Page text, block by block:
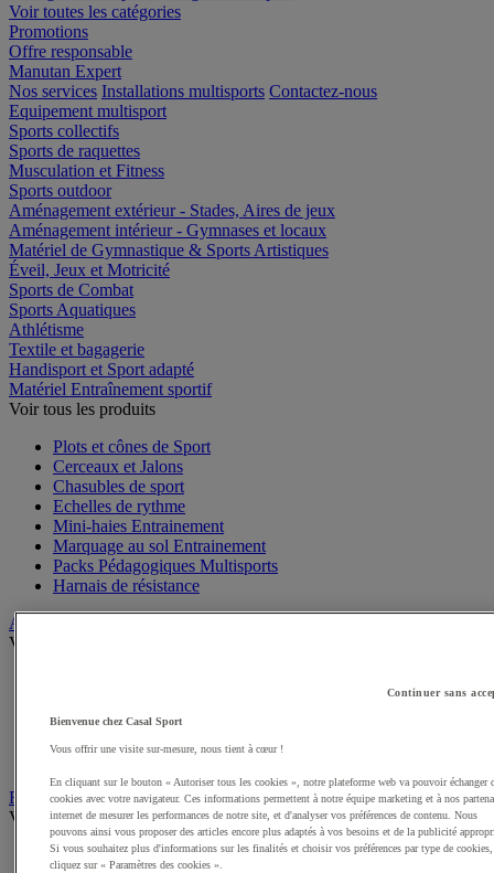
Voir toutes les catégories
Promotions
Offre responsable
Manutan Expert
Nos services Installations multisports Contactez-nous
Equipement multisport
Sports collectifs
Sports de raquettes
Musculation et Fitness
Sports outdoor
Aménagement extérieur - Stades, Aires de jeux
Aménagement intérieur - Gymnases et locaux
Matériel de Gymnastique & Sports Artistiques
Éveil, Jeux et Motricité
Sports de Combat
Sports Aquatiques
Athlétisme
Textile et bagagerie
Handisport et Sport adapté
Matériel Entraînement sportif
Voir tous les produits
Plots et cônes de Sport
Cerceaux et Jalons
Chasubles de sport
Echelles de rythme
Mini-haies Entrainement
Marquage au sol Entrainement
Packs Pédagogiques Multisports
Harnais de résistance
Arbitrage, Coaching
Voir tous les produits
Tableaux tactiques
Cartons, plaquettes et accessoires arbitre
Récompenses sportives
Voir tous les produits
Coupes et trophées sportifs
Continuer sans
Bienvenue chez Casal Sport
Vous offrir une visite sur-mesure, nous tient à cœur !
En cliquant sur le bouton « Autoriser tous les cookies », notre plateforme web va pouvoir échanger
cookies avec votre navigateur. Ces informations permettent à notre équipe marketing et à nos
internet de mesurer les performances de notre site, et d'analyser vos préférences de contenu. Nous
pouvons ainsi vous proposer des articles encore plus adaptés à vos besoins et de la publicité
Si vous souhaitez plus d'informations sur les finalités et choisir vos préférences par type de cookies,
cliquez sur « Paramètres des cookies ».